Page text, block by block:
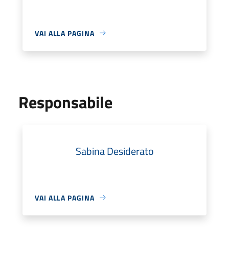
VAI ALLA PAGINA
Responsabile
Sabina Desiderato
VAI ALLA PAGINA